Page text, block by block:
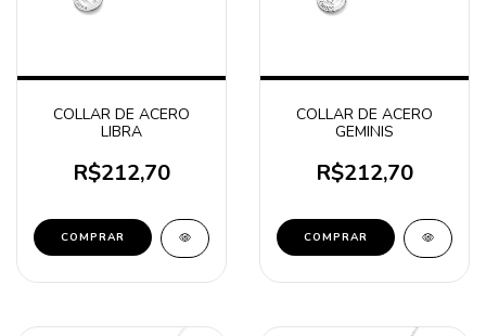
COLLAR DE ACERO
LIBRA
R$212,70
COMPRAR
COLLAR DE ACERO
GEMINIS
R$212,70
COMPRAR